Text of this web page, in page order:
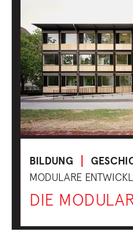
BILDUNG
MODULARE
DIE